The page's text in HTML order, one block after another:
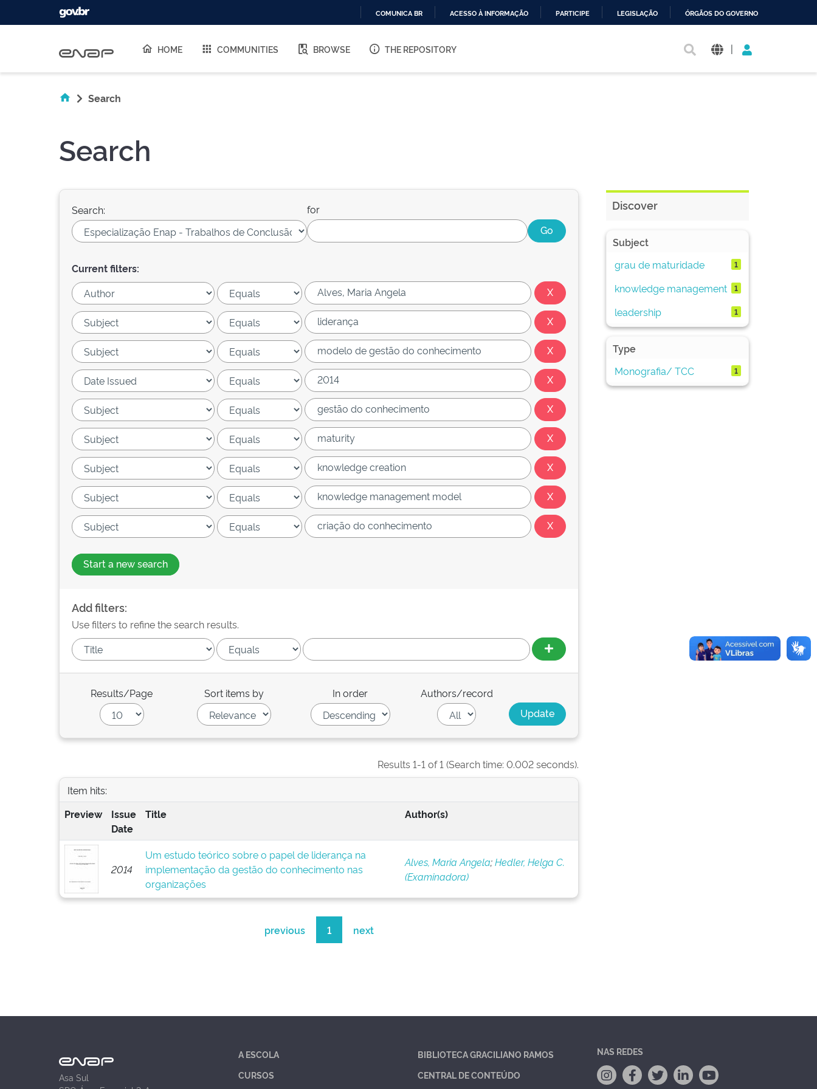
O
COMUNICA BR ACESSO À INFORMAÇÃO PARTICIPE LEGISLAÇÃO ÓRGÃOS DO GOVERNO
HOME COMMUNITIES BROWSE THE REPOSITORY |
Search
Search
Search: for
Current filters:
Start a new search
Add filters:
Use filters to refine the search results.
Results/Page Sort items by In order Authors/record
Results 1-1 of 1 (Search time: 0.002 seconds).
Item hits:
Preview
Issue
Date
Title Author(s)
2014
Um estudo teórico sobre o papel de liderança na
implementação da gestão do conhecimento nas
organizações
Alves, Maria Angela;Hedler, Helga C.
(Examinadora)
previous 1 next
Discover
Subject
grau de maturidade
1
knowledge management 1
leadership 1
Type
Monografia/ TCC
1
Asa Sul
A ESCOLA
CURSOS
BIBLIOTECA GRACILIANO RAMOS
CENTRAL DE CONTEÚDO
NAS REDES